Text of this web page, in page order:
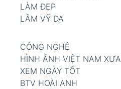
LÀM ĐẸP
LÂM VỸ DẠ
CÔNG NGHỆ
HÌNH ẢNH VIỆT NAM XƯA
XEM NGÀY TỐT
BTV HOÀI ANH